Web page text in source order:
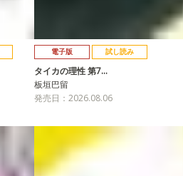
電子版 試し読み
タイカの理性 第7…
板垣巴留
発売日：2026.08.06